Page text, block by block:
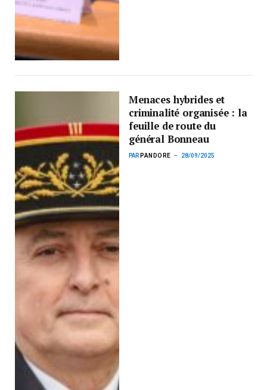
Menaces hybrides et
criminalité organisée : la
feuille de route du
général Bonneau
PAR PANDORE 28/09/2025